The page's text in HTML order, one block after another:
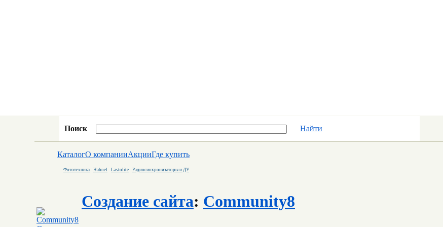
Поиск Найти
КаталогО компанииАкцииГде купить
Фототехника Hahnel Lastolite Радиосинхронизаторы и ДУ
Создание сайта: Community8